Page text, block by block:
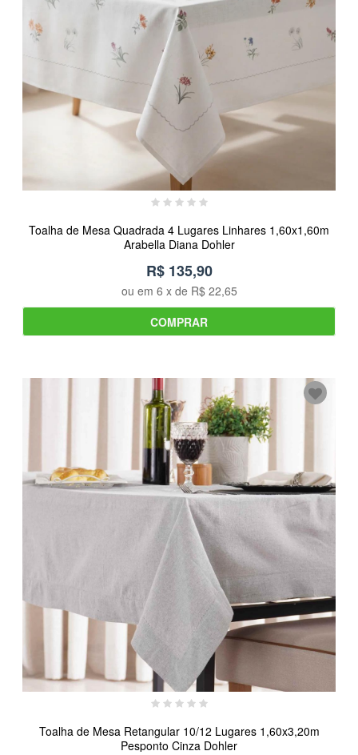
Toalha de Mesa Quadrada 4 Lugares Linhares 1,60x1,60m
Arabella Diana Dohler
R$ 135,90
ou em 6 x de R$ 22,65
COMPRAR
Toalha de Mesa Retangular 10/12 Lugares 1,60x3,20m
Pesponto Cinza Dohler